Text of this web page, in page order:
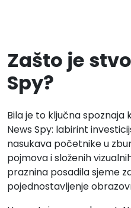
Zašto je
Spy?
Bila je to ključna
News Spy: labirint
nasukava početnike u
pojmova i složenih
praznina posadila sjeme
pojednostavljenje